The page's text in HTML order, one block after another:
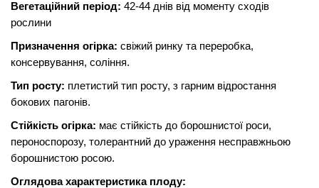
Вегетаційний період: 42-44 днів від моменту сходів
рослини
Призначення огірка: свіжий ринку та переробка,
консервування, соління.
Тип росту: плетистий тип росту, з гарним відростання
бокових пагонів.
Стійкість огірка: має стійкість до борошнистої роси,
пероноспорозу, толерантний до ураження несправжньою
борошнистою росою.
Оглядова характеристика плоду: